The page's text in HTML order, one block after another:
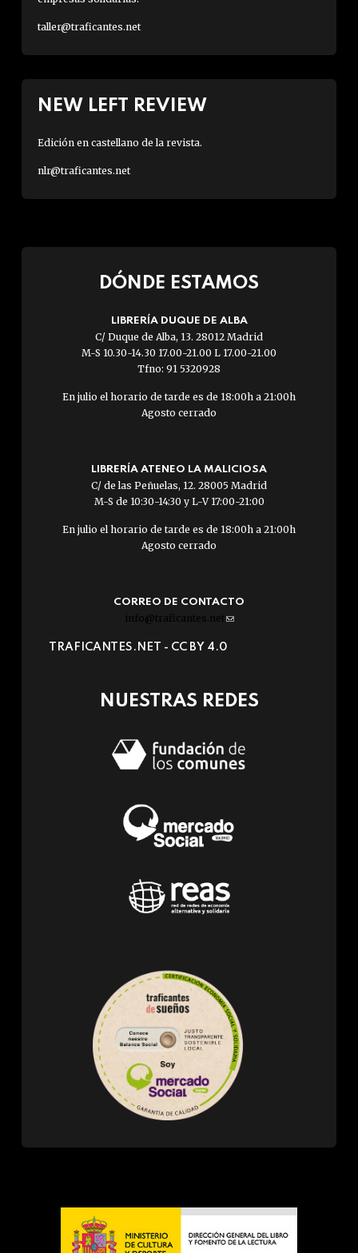
taller@traficantes.net
NEW LEFT REVIEW
Edición en castellano de la revista.
nlr@traficantes.net
DÓNDE ESTAMOS
LIBRERÍA DUQUE DE ALBA
C/ Duque de Alba, 13. 28012 Madrid
M-S 10.30-14.30 17.00-21.00 L 17.00-21.00
Tfno: 91 5320928
En julio el horario de tarde es de 18:00h a 21:00h
Agosto cerrado
LIBRERÍA ATENEO LA MALICIOSA
C/ de las Peñuelas, 12. 28005 Madrid
M-S de 10:30-14:30 y L-V 17:00-21:00
En julio el horario de tarde es de 18:00h a 21:00h
Agosto cerrado
CORREO DE CONTACTO
info@traficantes.net (link
e-
TRAFICANTES.NET - CC BY 4.0
NUESTRAS REDES